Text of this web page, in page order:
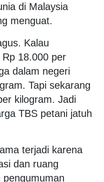
di Malaysia
menguat.
Kalau
18.000 per
dalam negeri
Tapi sekarang
kilogram. Jadi
TBS petani jatuh
terjadi karena
dan ruang